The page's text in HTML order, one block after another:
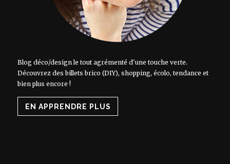
Blog déco/design le tout agrémenté d'une touche verte.
Découvrez des billets brico (DIY), shopping, écolo, tendance et
bien plus encore !
EN APPRENDRE PLUS